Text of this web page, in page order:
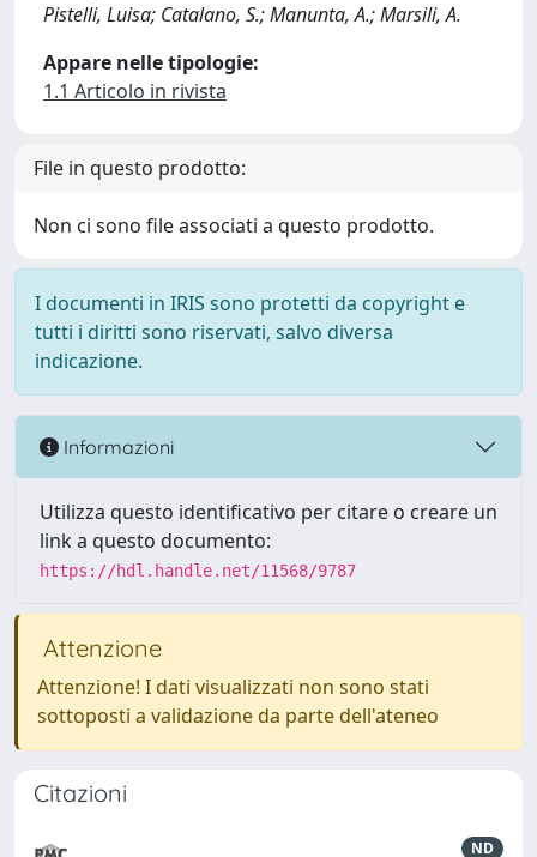
Pistelli, Luisa; Catalano, S.; Manunta, A.; Marsili, A.
Appare nelle tipologie:
1.1 Articolo in rivista
File in questo prodotto:
Non ci sono file associati a questo prodotto.
I documenti in IRIS sono protetti da copyright e
tutti i diritti sono riservati, salvo diversa
indicazione.
Informazioni
Utilizza questo identificativo per citare o creare un
link a questo documento:
https://hdl.handle.net/11568/9787
Attenzione
Attenzione! I dati visualizzati non sono stati
sottoposti a validazione da parte dell'ateneo
Citazioni
ND